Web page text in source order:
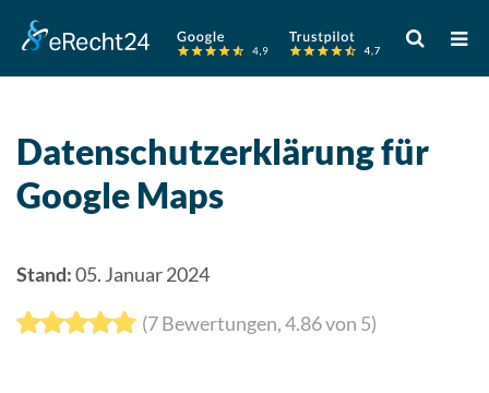
Verwende
die
Pfeile
oben
und
Datenschutzerklärung für
Google Maps
Stand:05. Januar 2024
(7Bewertungen,4.86von 5)